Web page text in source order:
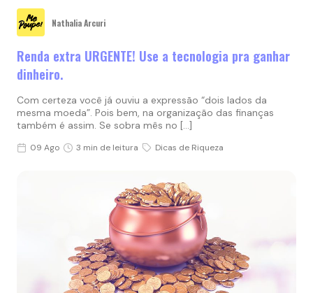
Nathalia Arcuri
Renda extra URGENTE! Use a tecnologia pra ganhar
dinheiro.
Com certeza você já ouviu a expressão “dois lados da
mesma moeda”. Pois bem, na organização das finanças
também é assim. Se sobra mês no […]
09 Ago 3 min de leitura Dicas de Riqueza